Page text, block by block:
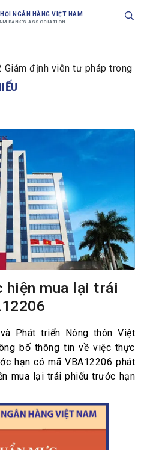
NGÂN HÀNG VIỆT NAM
BANK'S ASSOCIATION
định viên tư pháp trong
hiện mua lại trái
Phát triển Nông thôn Việt
bố thông tin về việc thực
hạn có mã VBA12206 phát
mua lại trái phiếu trước hạn